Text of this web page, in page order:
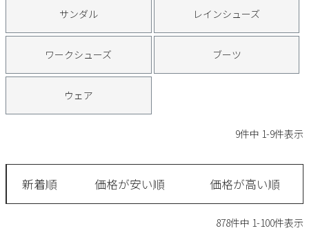
ローファー
カジュアルシューズ
ブーツ
スニーカー
ビジネス・ドレスシューズ
ワークシューズ
サンダル
レインシューズ
ブーツ
すべての商品
レディース新入荷
メンズ新入荷
すべての商品
レディースSALE
キッズSALE
ボディバッグ
雑貨
すべての商品
ケア用品
詳細検索
サンダル レインシューズ
ワークシューズ ブーツ
ウェア
9件中 1-9件表示
新着順 価格が安い順 価格が高い順
878件中 1-100件表示